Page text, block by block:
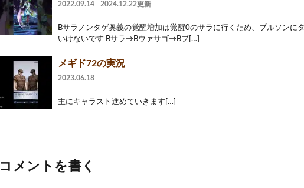
2022.09.14 2024.12.22更新
Bサラノンタゲ奥義の覚醒増加は覚醒0のサラに行くため、プルソンに
いけないです Bサラ→Bウァサゴ→Bプ[…]
メギド72の実況
2023.06.18
主にキャラスト進めていきます[…]
コメントを書く